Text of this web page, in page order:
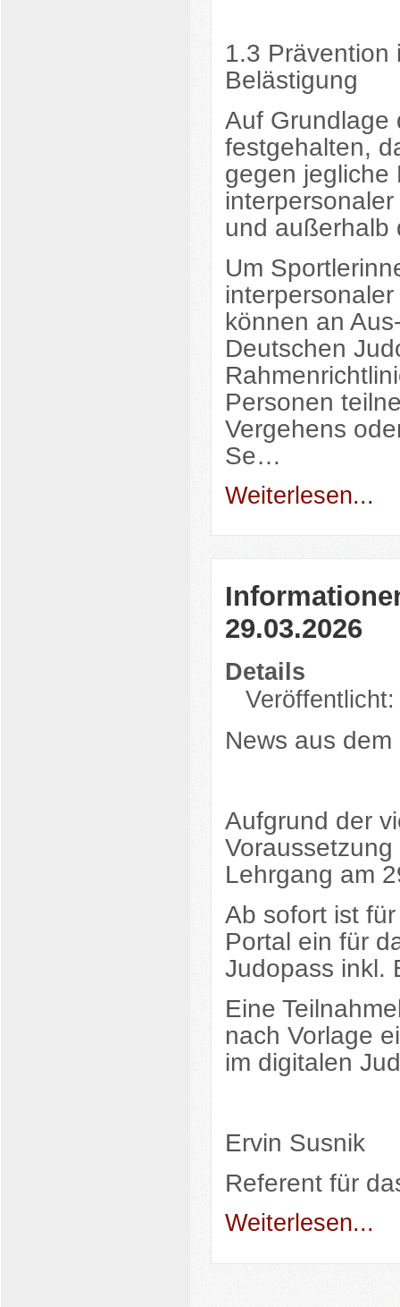
1.3 Prävention
Belästigung
Auf Grundlage
festgehalten,
gegen jegliche
und außerhalb
Um
können an
Deutschen
Personen
Vergehens
Se…
Weiterlesen...
29.03.2026
Details
News aus
Aufgrund der
Lehrgang am
Ab sofort ist
Portal ein für
Judopass inkl.
Eine
nach Vorlage
im digitalen
Ervin Susnik
Referent für
Weiterlesen...